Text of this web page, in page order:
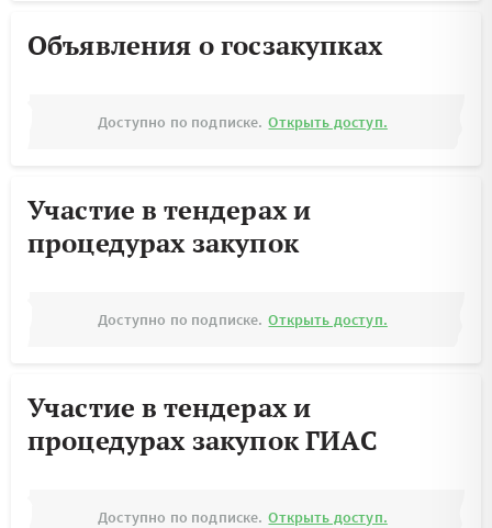
Объявления о госзакупках
Доступно по подписке. Открыть доступ.
Участие в тендерах и
процедурах закупок
Доступно по подписке. Открыть доступ.
Участие в тендерах и
процедурах закупок ГИАС
Доступно по подписке. Открыть доступ.